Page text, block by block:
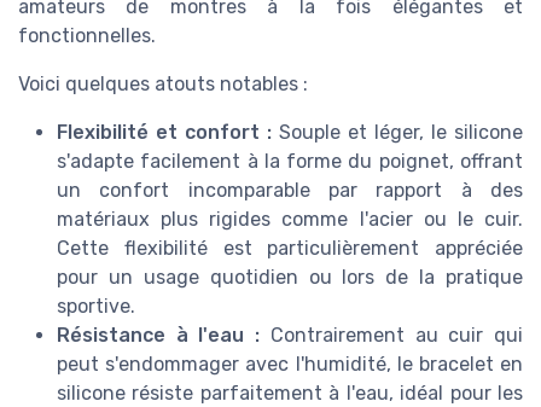
amateurs de montres à la fois élégantes et
fonctionnelles.
Voici quelques atouts notables :
Flexibilité et confort : Souple et léger, le silicone
s'adapte facilement à la forme du poignet, offrant
un confort incomparable par rapport à des
matériaux plus rigides comme l'acier ou le cuir.
Cette flexibilité est particulièrement appréciée
pour un usage quotidien ou lors de la pratique
sportive.
Résistance à l'eau : Contrairement au cuir qui
peut s'endommager avec l'humidité, le bracelet en
silicone résiste parfaitement à l'eau, idéal pour les